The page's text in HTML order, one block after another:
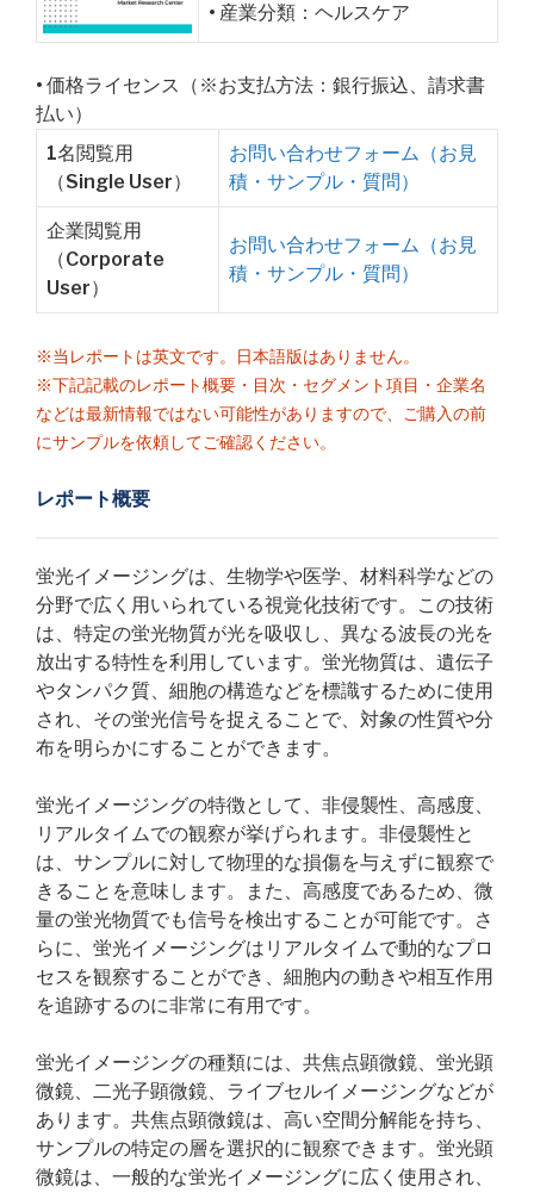
• 産業分類：ヘルスケア
• 価格ライセンス（※お支払方法：銀行振込、請求書
払い）
1名閲覧用
（Single User）
お問い合わせフォーム（お見
積・サンプル・質問）
企業閲覧用
（Corporate
User）
お問い合わせフォーム（お見
積・サンプル・質問）
※当レポートは英文です。日本語版はありません。
※下記記載のレポート概要・目次・セグメント項目・企業名
などは最新情報ではない可能性がありますので、ご購入の前
にサンプルを依頼してご確認ください。
レポート概要
蛍光イメージングは、生物学や医学、材料科学などの
分野で広く用いられている視覚化技術です。この技術
は、特定の蛍光物質が光を吸収し、異なる波長の光を
放出する特性を利用しています。蛍光物質は、遺伝子
やタンパク質、細胞の構造などを標識するために使用
され、その蛍光信号を捉えることで、対象の性質や分
布を明らかにすることができます。
蛍光イメージングの特徴として、非侵襲性、高感度、
リアルタイムでの観察が挙げられます。非侵襲性と
は、サンプルに対して物理的な損傷を与えずに観察で
きることを意味します。また、高感度であるため、微
量の蛍光物質でも信号を検出することが可能です。さ
らに、蛍光イメージングはリアルタイムで動的なプロ
セスを観察することができ、細胞内の動きや相互作用
を追跡するのに非常に有用です。
蛍光イメージングの種類には、共焦点顕微鏡、蛍光顕
微鏡、二光子顕微鏡、ライブセルイメージングなどが
あります。共焦点顕微鏡は、高い空間分解能を持ち、
サンプルの特定の層を選択的に観察できます。蛍光顕
微鏡は、一般的な蛍光イメージングに広く使用され、